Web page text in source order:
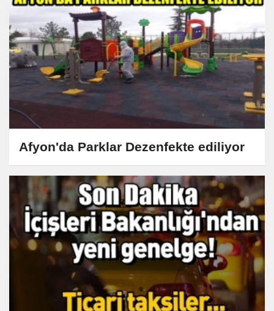
Afyon'da Parklar Dezenfekte ediliyor